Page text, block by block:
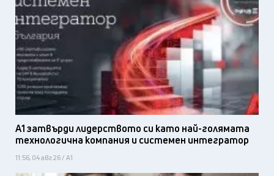
А1 затвърди лидерството си като най-голямата
технологична компания и системен интегратор
11:56, 04 авг 26 / А1